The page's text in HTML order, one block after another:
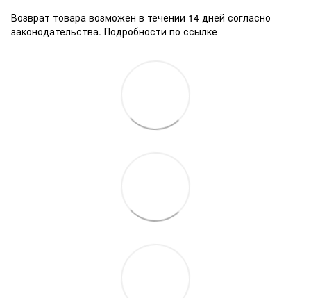
Возврат товара возможен в течении 14 дней согласно
законодательства. Подробности по ссылке